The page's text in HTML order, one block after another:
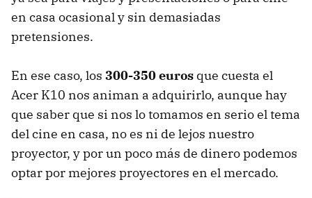
en casa ocasional y sin demasiadas
pretensiones.
En ese caso, los 300-350 euros que cuesta el
Acer K10 nos animan a adquirirlo, aunque hay
que saber que si nos lo tomamos en serio el tema
del cine en casa, no es ni de lejos nuestro
proyector, y por un poco más de dinero podemos
optar por mejores proyectores en el mercado.